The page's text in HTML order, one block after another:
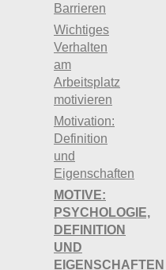
abgrenzen,
Motive
Kunden
Mitarbeiter
Gruppen
Motiven
Inwiefern
Menschen
Barrieren
Wichtiges
Verhalten
am
Arbeitsplatz
motivieren
Motivation:
Definition
und
Eigenschaften
MOTIVE:
PSYCHOLOGIE,
DEFINITION
UND
EIGENSCHAFTEN